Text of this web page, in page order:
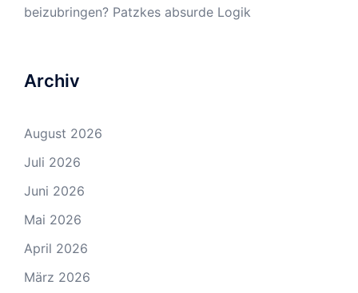
beizubringen? Patzkes absurde Logik
Archiv
August 2026
Juli 2026
Juni 2026
Mai 2026
April 2026
März 2026